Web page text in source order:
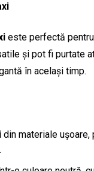
este perfectă
și pot fi purtate
în același timp.
din materiale